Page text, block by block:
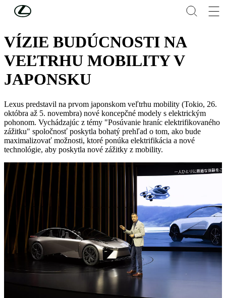
Skip to Main Content
KONCEPČNÉ MODELY S ELEKTRICKÝM POHO
VÍZIE BUDÚCNOSTI NA
VEĽTRHU MOBILITY V
JAPONSKU
Lexus predstavil na prvom japonskom veľtrhu mobility (Tokio, 26.
októbra až 5. novembra) nové koncepčné modely s elektrickým
pohonom. Vychádzajúc z témy "Posúvanie hraníc elektrifikovaného
zážitku" spoločnosť poskytla bohatý prehľad o tom, ako bude
maximalizovať možnosti, ktoré ponúka elektrifikácia a nové
technológie, aby poskytla nové zážitky z mobility.